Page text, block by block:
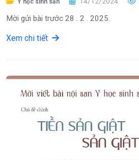
Y học sinh sản
Mời gửi bài trước 28 . 2 . 2025.
Xem chi tiết